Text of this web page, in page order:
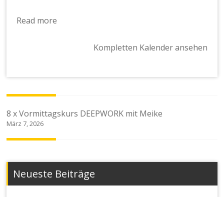
Read more
Kompletten Kalender ansehen
Beitragsnavigation
8 x Vormittagskurs DEEPWORK mit Meike
März 7, 2026
Neueste Beiträge